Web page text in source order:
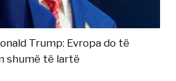
Trump: Evropa do të
shumë të lartë